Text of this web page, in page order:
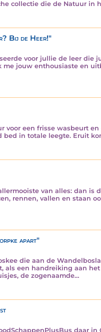
collectie die de Natuur in
Bij de Heer!"
voor jullie de leer die
jouw enthousiaste en
voor een frisse wasbeurt
in totale leegte. Eruit
van alles: dan
rennen, vallen en staan
apart"
die aan de
als een handreiking aan
de zogenaamde…
daar